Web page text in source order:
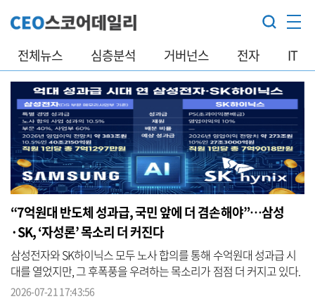
전체뉴스 심층분석 거버넌스 전자 IT
“7억원대 반도체 성과급, 국민 앞에 더 겸손해야”…삼성
·SK, ‘자성론’ 목소리 더 커진다
삼성전자와 SK하이닉스 모두 노사 합의를 통해 수억원대 성과급 시
대를 열었지만, 그 후폭풍을 우려하는 목소리가 점점 더 커지고 있다.
특히 이해 당사자인 삼성·SK를 비롯해 경제계에서도 부작용을 우려
2026-07-21 17:43:56